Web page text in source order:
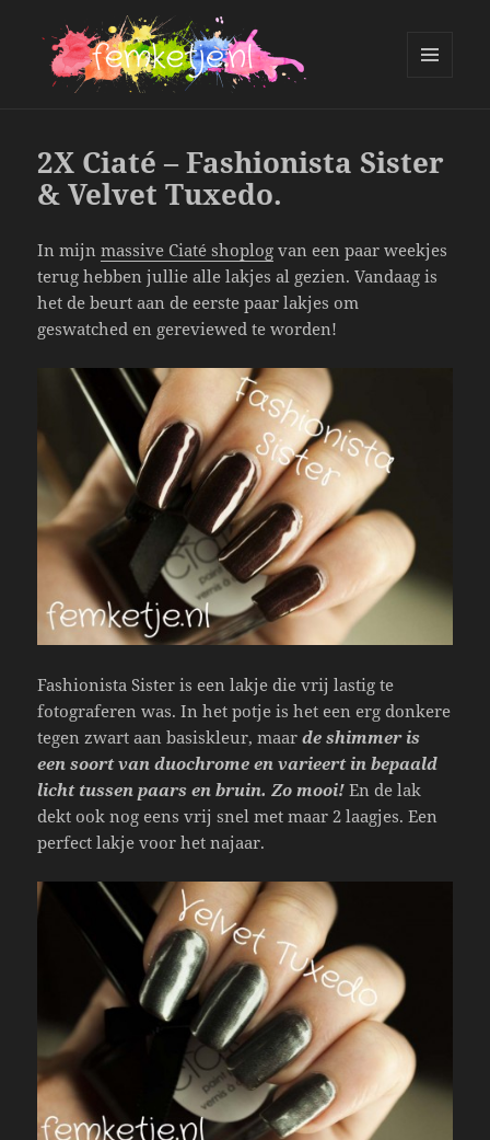
2X Ciaté – Fashionista Sister
& Velvet Tuxedo.
In mijnmassive Ciaté shoplog van een paar weekjes
terug hebben jullie alle lakjes al gezien. Vandaag is
het de beurt aan de eerste paar lakjes om
geswatched en gereviewed te worden!
Fashionista Sister is een lakje die vrij lastig te
fotograferen was. In het potje is het een erg donkere
tegen zwart aan basiskleur, maarde shimmer is
een soort van duochrome en varieert in bepaald
licht tussen paars en bruin. Zo mooi! En de lak
dekt ook nog eens vrij snel met maar 2 laagjes. Een
perfect lakje voor het najaar.